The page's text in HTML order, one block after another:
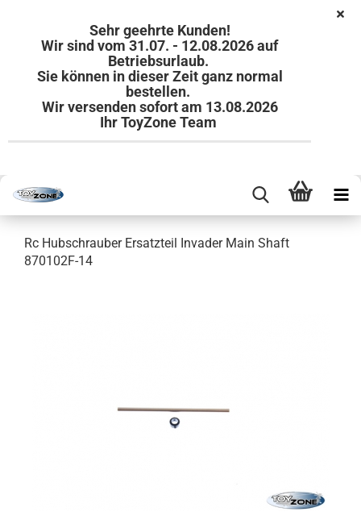
Sehr geehrte Kunden!
Wir sind vom 31.07. - 12.08.2026 auf
Betriebsurlaub.
Sie können in dieser Zeit ganz normal
bestellen.
Wir versenden sofort am 13.08.2026
Ihr ToyZone Team
Rc Hubschrauber Ersatzteil Invader Main Shaft
870102F-14